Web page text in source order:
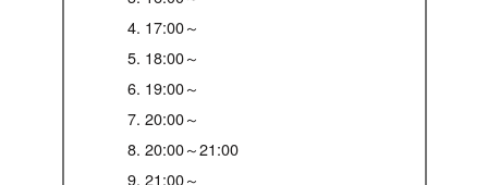
17:00～
18:00～
19:00～
20:00～
20:00～21:00
21:00～